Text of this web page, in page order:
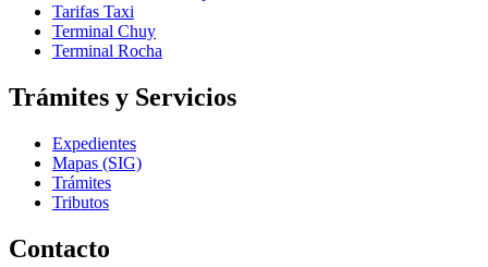
Tarifas Taxi
Terminal Chuy
Terminal Rocha
Trámites y Servicios
Expedientes
Mapas (SIG)
Trámites
Tributos
Contacto